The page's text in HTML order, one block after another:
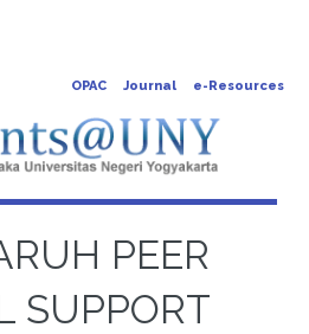
OPAC Journal e-Resources
PEER
SUPPORT